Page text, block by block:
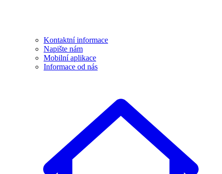
Kontaktní informace
Napište nám
Mobilní aplikace
Informace od nás